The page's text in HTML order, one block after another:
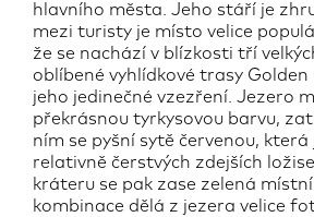
hlavního města. Jeho stáří je
mezi turisty je místo velice
že se nachází v blízkosti tří
oblíbené vyhlídkové trasy Golden
jeho jedinečné vzezření. Jezero
překrásnou tyrkysovou barvu,
ním se pyšní sytě červenou, která
relativně čerstvých zdejších
kráteru se pak zase zelená
kombinace dělá z jezera velice